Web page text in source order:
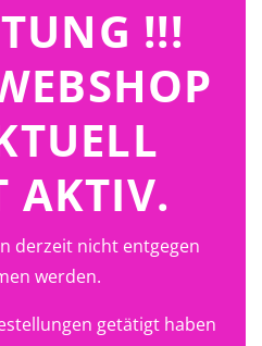
!!!
AKTIV.
derzeit nicht entgegen
werden.
getätigt haben